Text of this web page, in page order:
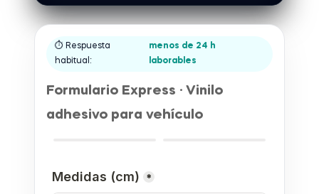
⏱ Respuesta
habitual:
menos de 24 h
laborables
Formulario Express · Vinilo
adhesivo para vehículo